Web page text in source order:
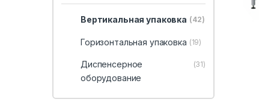
Вертикальная упаковка (42)
Горизонтальная упаковка (19)
Диспенсерное
оборудование
(31)